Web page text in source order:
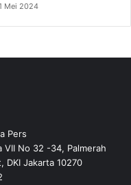
Mei 2024
Pers
VII No 32 -34, Palmerah
DKI Jakarta 10270